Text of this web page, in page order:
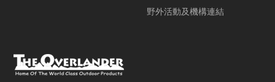
野外活動及機構連結